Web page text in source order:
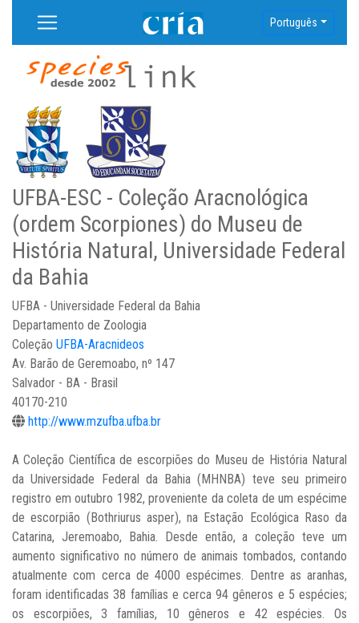
Português
UFBA-ESC - Coleção Aracnológica
(ordem Scorpiones) do Museu de
História Natural, Universidade Federal
da Bahia
UFBA - Universidade Federal da Bahia
Departamento de Zoologia
Coleção UFBA-Aracnideos
Av. Barão de Geremoabo, nº 147
Salvador - BA - Brasil
40170-210
http://www.mzufba.ufba.br
A Coleção Científica de escorpiões do Museu de História Natural
da Universidade Federal da Bahia (MHNBA) teve seu primeiro
registro em outubro 1982, proveniente da coleta de um espécime
de escorpião (Bothriurus asper), na Estação Ecológica Raso da
Catarina, Jeremoabo, Bahia. Desde então, a coleção teve um
aumento significativo no número de animais tombados, contando
atualmente com cerca de 4000 espécimes. Dentre as aranhas,
foram identificadas 38 famílias e cerca 94 gêneros e 5 espécies;
os escorpiões, 3 famílias, 10 gêneros e 42 espécies. Os